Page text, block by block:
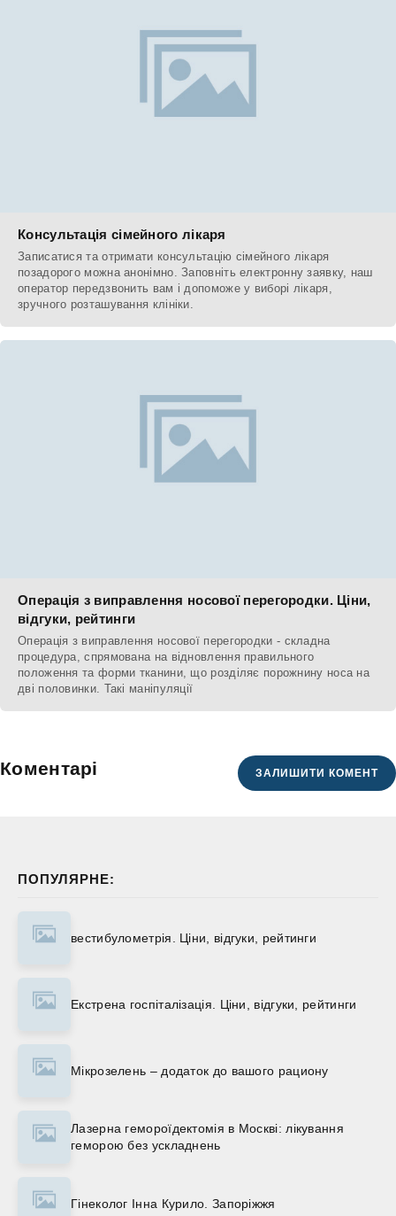
ПОПУЛЯРНЕ:
вестибулометрія. Ціни, відгуки, рейтинги
Екстрена госпіталізація. Ціни, відгуки, рейтинги
Мікрозелень – додаток до вашого рациону
Лазерна гемороїдектомія в Москві: лікування
геморою без ускладнень
Гінеколог Інна Курило. Запоріжжя
Консультація сімейного лікаря
Записатися та отримати консультацію сімейного лікаря
позадорого можна анонімно. Заповніть електронну заявку, наш
оператор передзвонить вам і допоможе у виборі лікаря,
зручного розташування клініки.
Операція з виправлення носової перегородки. Ціни,
відгуки, рейтинги
Операція з виправлення носової перегородки - складна
процедура, спрямована на відновлення правильного
положення та форми тканини, що розділяє порожнину носа на
дві половинки. Такі маніпуляції
Коментарі ЗАЛИШИТИ КОМЕНТ